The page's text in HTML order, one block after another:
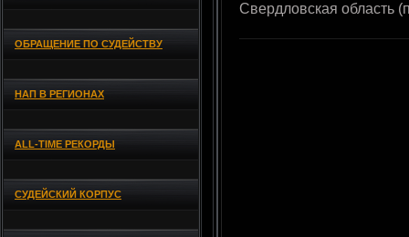
ОБРАЩЕНИЕ ПО СУДЕЙСТВУ
НАП В РЕГИОНАХ
ALL-TIME РЕКОРДЫ
СУДЕЙСКИЙ КОРПУС
Свердловская область